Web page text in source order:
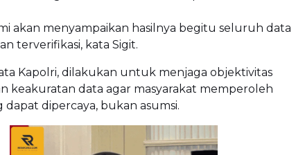
akan menyampaikan hasilnya begitu seluruh data
terverifikasi, kata Sigit.
Kapolri, dilakukan untuk menjaga objektivitas
keakuratan data agar masyarakat memperoleh
dapat dipercaya, bukan asumsi.